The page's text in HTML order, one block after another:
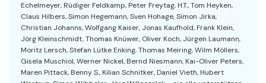
Echelmeyer, Rüdiger Feldkamp, Peter Freytag, H.T., Tom Heyken,
Claus Hilbers, Simon Hegemann, Sven Hohage, Simon Jirka,
Christian Johanns, Wolfgang Kaiser, Jonas Kaufhold, Frank Klein,
Jörg Kleinschmidt, Thomas Knüwer, Oliver Koch, Jürgen Laumann,
Moritz Lersch, Stefan Lütke Enking, Thomas Meiring, Wilm Möllers,
Gisela Muschiol, Werner Nickel, Bernd Niesmann, Kai-Oliver Peters,
Maren Pittack, Benny S., Kilian Schnitker, Daniel Vieth, Hubert